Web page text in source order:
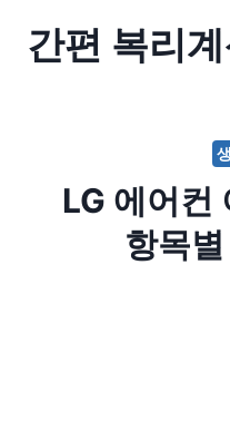
간편 복리
LG 에어컨
항목